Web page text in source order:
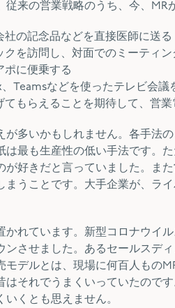
来の営業戦略のうち、今、MR
の記念品などを直接医師に送る
を訪問し、対面でのミーティン
ポに便乗する
Teamsなどを使ったテレビ会議
もらえることを期待して、営業
が多いかもしれません。各手法
は最も生産性の低い手法です。
が好きだと言っていました。ま
まうことです。大手企業が、ラ
かれています。新型コロナウイ
ンさせました。あるセールスデ
モデルとは、現場に何百人もの
はそれでうまくいっていたので
くとも思えません。